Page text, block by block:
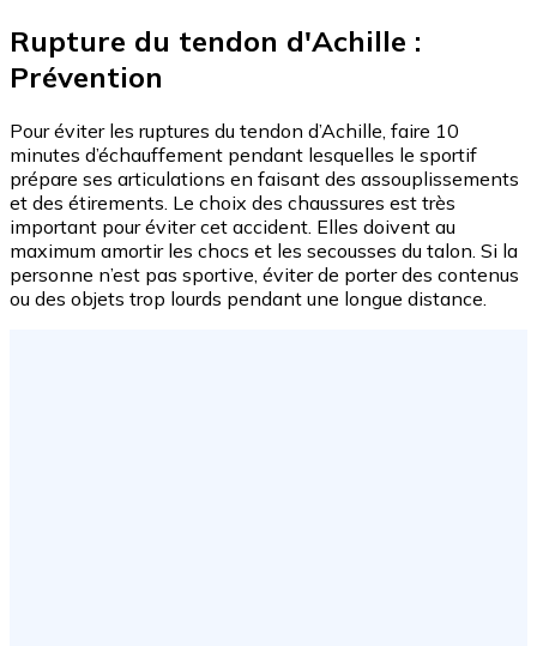
Rupture du tendon d'Achille :
Prévention
Pour éviter les ruptures du tendon d’Achille, faire 10
minutes d’échauffement pendant lesquelles le sportif
prépare ses articulations en faisant des assouplissements
et des étirements. Le choix des chaussures est très
important pour éviter cet accident. Elles doivent au
maximum amortir les chocs et les secousses du talon. Si la
personne n’est pas sportive, éviter de porter des contenus
ou des objets trop lourds pendant une longue distance.